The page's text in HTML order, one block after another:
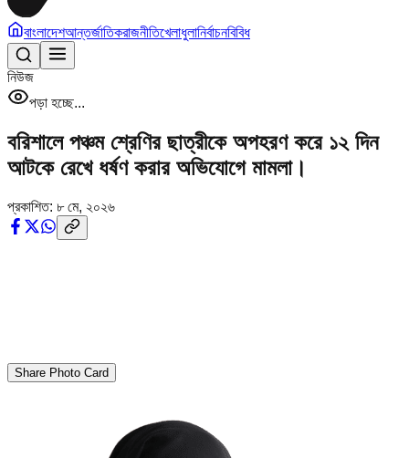
বাংলাদেশআন্তর্জাতিকরাজনীতিখেলাধুলানির্বাচনবিবিধ
নিউজ
পড়া হচ্ছে...
বরিশালে পঞ্চম শ্রেণির ছাত্রীকে অপহরণ করে ১২ দিন
আটকে রেখে ধর্ষণ করার অভিযোগে মামলা।
প্রকাশিত: ৮ মে, ২০২৬
Share Photo Card